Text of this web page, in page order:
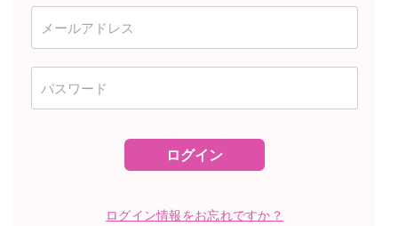
ログイン
ログイン情報をお忘れですか？